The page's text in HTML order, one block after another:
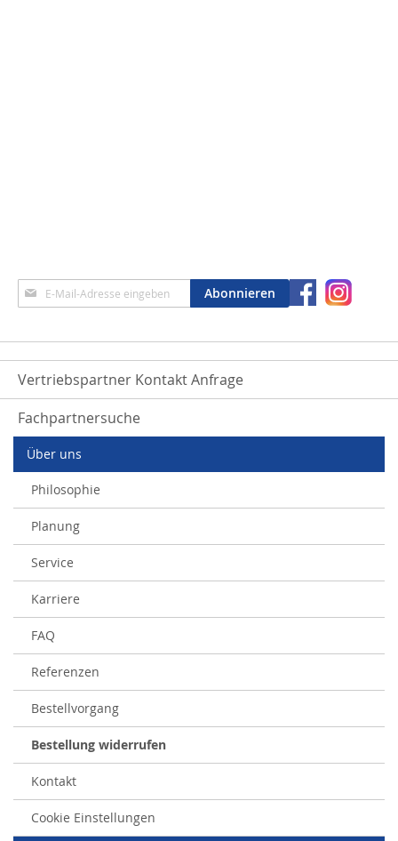
Anmeldung
zum
Abonnieren
Vertriebspartner Kontakt Anfrage
Fachpartnersuche
Über uns
Philosophie
Planung
Service
Karriere
FAQ
Referenzen
Bestellvorgang
Bestellung widerrufen
Kontakt
Cookie Einstellungen